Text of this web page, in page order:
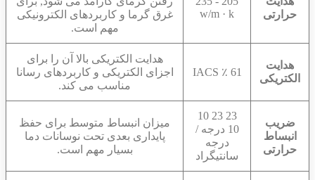
حرارتی
w/m · k
غرق گرما و کاربردهای الکترونیکی
مهم است.
هدایت
الکتریکی
61 ٪ IACS
هدایت الکتریکی بالا آن را برای
اجزای الکتریکی و کاربردهای رسانا
مناسب می کند.
ضریب
انبساط
حرارتی
23 23 10
10 درجه /
درجه
سانتیگراد
میزان انبساط متوسط ​​برای حفظ
پایداری بعدی تحت نوسانات دما
بسیار مهم است.